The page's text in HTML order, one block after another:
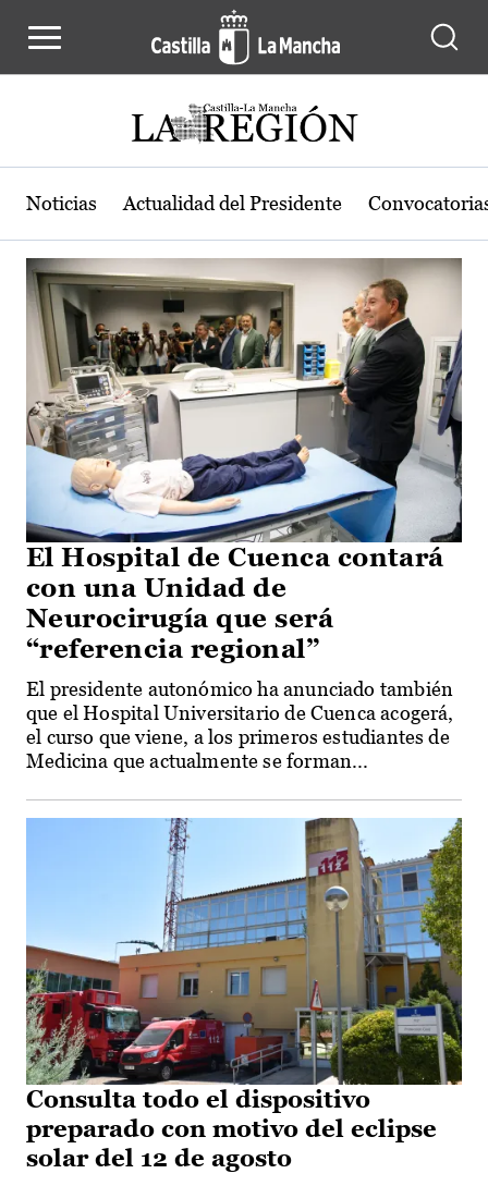
Actualidad de la región de Castilla-
Noticias Actualidad del Presidente
El Hospital de Cuenca contará
con una Unidad de
Neurocirugía que será
“referencia regional”
El presidente autonómico ha anunciado también
que el Hospital Universitario de Cuenca acogerá,
el curso que viene, a los primeros estudiantes de
Medicina que actualmente se forman...
Consulta todo el dispositivo
preparado con motivo del eclipse
solar del 12 de agosto